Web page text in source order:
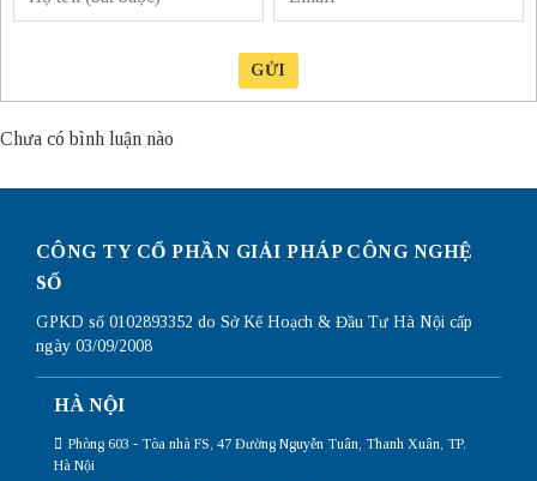
GỬI
Chưa có bình luận nào
CÔNG TY CỔ PHẦN GIẢI PHÁP CÔNG NGHỆ
SỐ
GPKD số 0102893352 do Sở Kế Hoạch & Đầu Tư Hà Nội cấp
ngày 03/09/2008
HÀ NỘI
Phòng 603 - Tòa nhà FS, 47 Đường Nguyễn Tuân, Thanh Xuân, TP.
Hà Nội